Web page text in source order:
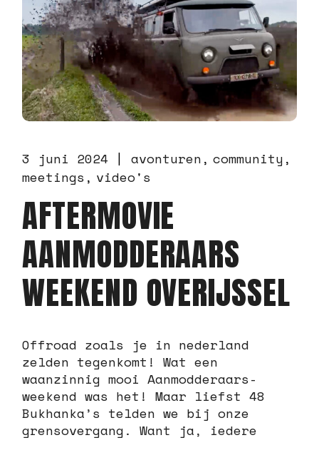
3 juni 2024 avonturen
community
meetings
video's
AFTERMOVIE
AANMODDERAARS
WEEKEND OVERIJSSEL
Offroad zoals je in nederland
zelden tegenkomt! Wat een
waanzinnig mooi Aanmodderaars-
weekend was het! Maar liefst 48
Bukhanka’s telden we bij onze
grensovergang. Want ja, iedere